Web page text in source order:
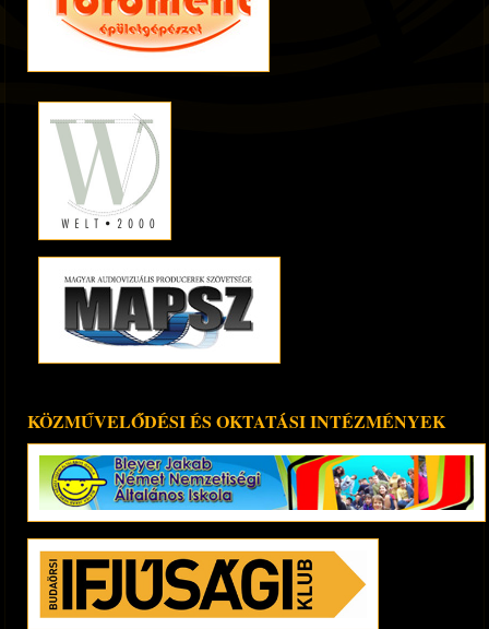
KÖZMŰVELŐDÉSI ÉS OKTATÁSI INTÉZMÉNYEK